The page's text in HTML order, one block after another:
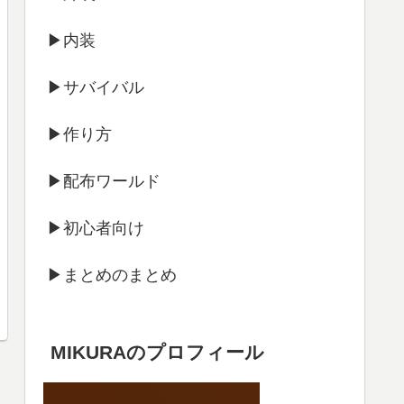
▶内装
▶サバイバル
▶作り方
▶配布ワールド
▶初心者向け
▶まとめのまとめ
MIKURAのプロフィール